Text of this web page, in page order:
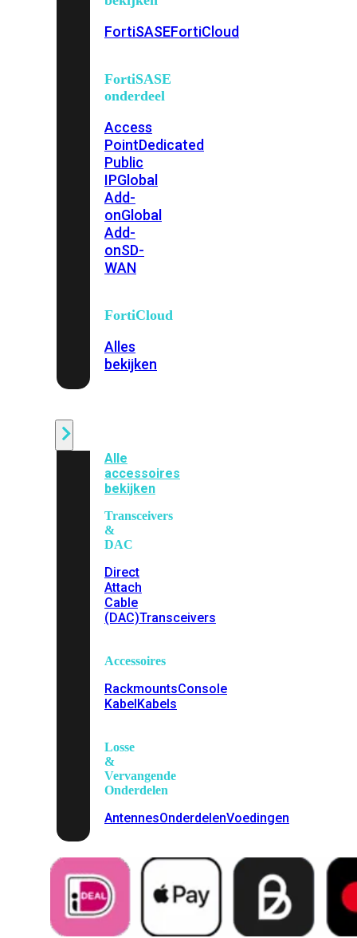
FortiSASEFortiCloud
FortiSASE
onderdeel
Access
PointDedicated
Public
IPGlobal
Add-
onGlobal
Add-
onSD-
WAN
FortiCloud
Alles
bekijken
Alle
accessoires
bekijken
Transceivers
&
DAC
Direct
Attach
Cable
(DAC)Transceivers
Accessoires
RackmountsConsole
KabelKabels
Losse
&
Vervangende
Onderdelen
AntennesOnderdelenVoedingen